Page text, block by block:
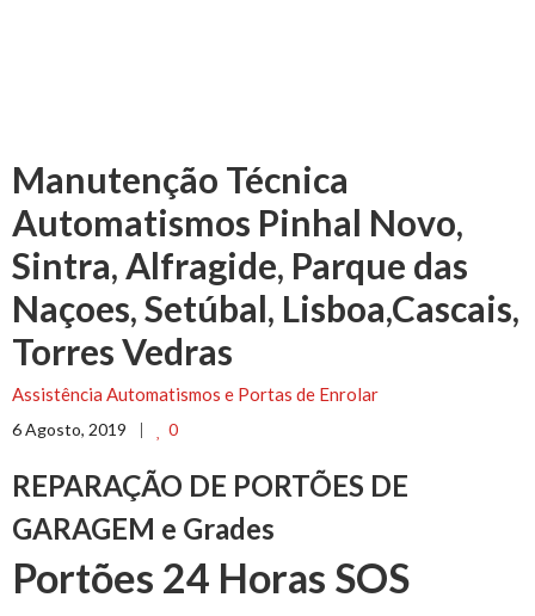
Manutenção Técnica
Automatismos Pinhal Novo,
Sintra, Alfragide, Parque das
Naçoes, Setúbal, Lisboa,Cascais,
Torres Vedras
Assistência Automatismos e Portas de Enrolar
6 Agosto, 2019 0
REPARAÇÃO DE PORTÕES DE
GARAGEM e Grades
Portões 24 Horas SOS